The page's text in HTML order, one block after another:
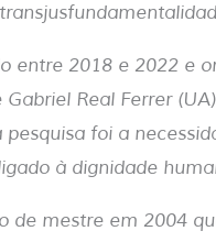
entre 2018 e 2022 e
Real Ferrer
foi a
à dignidade
de mestre em 2004